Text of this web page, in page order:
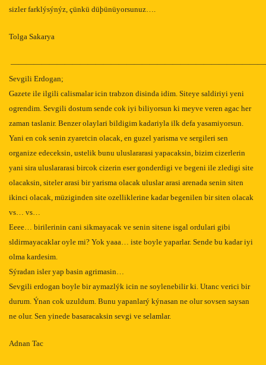
sizler farklýsýnýz, çünkü düþünüyorsunuz….
Tolga Sakarya
Sevgili Erdogan;
Gazete ile ilgili calismalar icin trabzon disinda idim. Siteye saldiriyi yeni
ogrendim. Sevgili dostum sende cok iyi biliyorsun ki meyve veren agac her
zaman taslanir. Benzer olaylari bildigim kadariyla ilk defa yasamiyorsun.
Yani en cok senin zyaretcin olacak, en guzel yarisma ve sergileri sen
organize edeceksin, ustelik bunu uluslararasi yapacaksin, bizim cizerlerin
yani sira uluslararasi bircok cizerin eser gonderdigi ve begeni ile zledigi site
olacaksin, siteler arasi bir yarisma olacak uluslar arasi arenada senin siten
ikinci olacak, müziginden site ozelliklerine kadar begenilen bir siten olacak
vs… vs…
Eeee… birilerinin cani sikmayacak ve senin sitene isgal ordulari gibi
sldirmayacaklar oyle mi? Yok yaaa… iste boyle yaparlar. Sende bu kadar iyi
olma kardesim.
Sýradan isler yap basin agrimasin…
Sevgili erdogan boyle bir aymazlýk icin ne soylenebilir ki. Utanc verici bir
durum. Ýnan cok uzuldum. Bunu yapanlarý kýnasan ne olur sovsen saysan
ne olur. Sen yinede basaracaksin sevgi ve selamlar.
Adnan Tac